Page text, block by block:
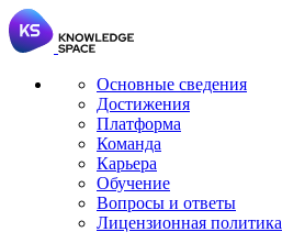
Основные сведения
Достижения
Платформа
Команда
Карьера
Обучение
Вопросы и ответы
Лицензионная политика